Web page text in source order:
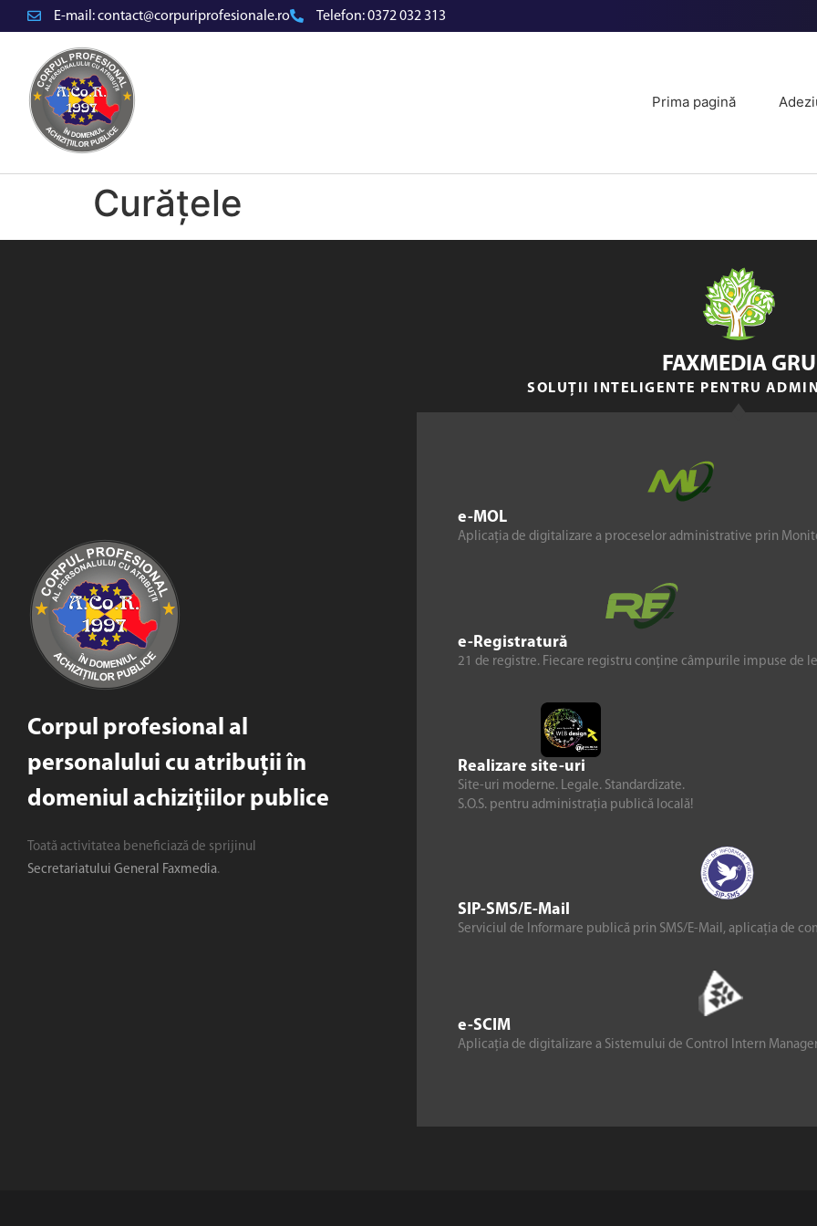
E-mail:contact@corpuriprofesionale.ro Telefon:0372 032 313
Prima pagină
Curățele
Corpul profesional al
personalului cu atribuții în
domeniul achizițiilor publice
Toată activitatea beneficiază de sprijinul
Secretariatului General Faxmedia.
e-MOL
Aplicația de digitalizare a proceselor administrative prin
e-Registratură
21 de registre. Fiecare registru conține câmpurile impuse de
Realizare site-uri
Site-uri moderne. Legale. Standardizate.
S.O.S. pentru administrația publică locală!
SIP-SMS/E-Mail
Serviciul de Informare publică prin SMS/E-Mail, aplicația de
e-SCIM
Aplicația de digitalizare a Sistemului de Control Intern
FAXMEDIA
SOLUȚII INTELIGENTE PENTRU